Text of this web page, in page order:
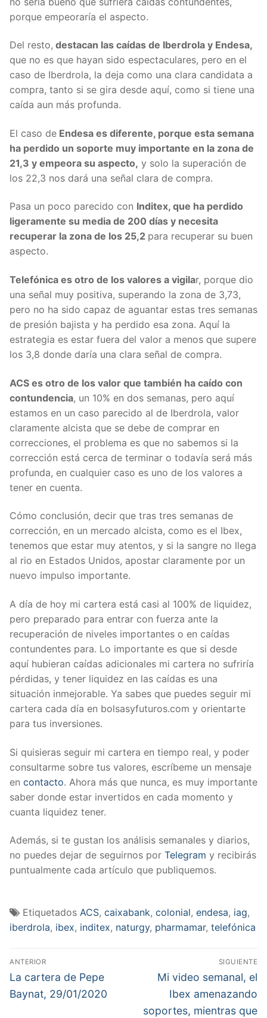
porque empeoraría el aspecto.
Del resto, destacan las caídas de Iberdrola y Endesa,
que no es que hayan sido espectaculares, pero en el
caso de Iberdrola, la deja como una clara candidata a
compra, tanto si se gira desde aquí, como si tiene una
caída aun más profunda.
El caso de Endesa es diferente, porque esta semana
ha perdido un soporte muy importante en la zona de
21,3 y empeora su aspecto, y solo la superación de
los 22,3 nos dará una señal clara de compra.
Pasa un poco parecido con Inditex, que ha perdido
ligeramente su media de 200 días y necesita
recuperar la zona de los 25,2 para recuperar su buen
aspecto.
Telefónica es otro de los valores a vigilar, porque dio
una señal muy positiva, superando la zona de 3,73,
pero no ha sido capaz de aguantar estas tres semanas
de presión bajista y ha perdido esa zona. Aquí la
estrategia es estar fuera del valor a menos que supere
los 3,8 donde daría una clara señal de compra.
ACS es otro de los valor que también ha caído con
contundencia, un 10% en dos semanas, pero aquí
estamos en un caso parecido al de Iberdrola, valor
claramente alcista que se debe de comprar en
correcciones, el problema es que no sabemos si la
corrección está cerca de terminar o todavía será más
profunda, en cualquier caso es uno de los valores a
tener en cuenta.
Cómo conclusión, decir que tras tres semanas de
corrección, en un mercado alcista, como es el Ibex,
tenemos que estar muy atentos, y si la sangre no llega
al rio en Estados Unidos, apostar claramente por un
nuevo impulso importante.
A día de hoy mi cartera está casi al 100% de liquidez,
pero preparado para entrar con fuerza ante la
recuperación de niveles importantes o en caídas
contundentes para. Lo importante es que si desde
aquí hubieran caídas adicionales mi cartera no sufriría
pérdidas, y tener liquidez en las caídas es una
situación inmejorable. Ya sabes que puedes seguir mi
cartera cada día en bolsasyfuturos.com y orientarte
para tus inversiones.
Si quisieras seguir mi cartera en tiempo real, y poder
consultarme sobre tus valores, escríbeme un mensaje
en contacto. Ahora más que nunca, es muy importante
saber donde estar invertidos en cada momento y
cuanta liquidez tener.
Además, si te gustan los análisis semanales y diarios,
no puedes dejar de seguirnos por Telegram y recibirás
puntualmente cada artículo que publiquemos.
Etiquetados ACS, caixabank, colonial, endesa, iag,
iberdrola, ibex, inditex, naturgy, pharmamar, telefónica
Navegación
de
entradas
ANTERIOR
Entrada
anterior:
La cartera de Pepe
Baynat, 29/01/2020
SIGUIENTE
Entrada
siguiente:
Mi video semanal, el
Ibex amenazando
soportes, mientras que